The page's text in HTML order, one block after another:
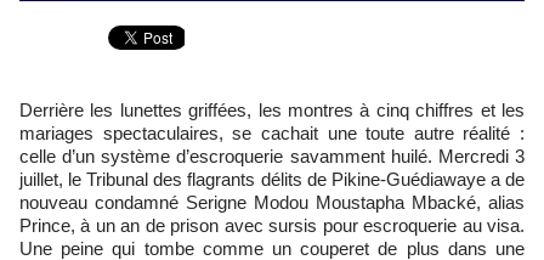
Derrière les lunettes griffées, les montres à cinq chiffres et les
mariages spectaculaires, se cachait une toute autre réalité :
celle d’un système d’escroquerie savamment huilé. Mercredi 3
juillet, le Tribunal des flagrants délits de Pikine-Guédiawaye a de
nouveau condamné Serigne Modou Moustapha Mbacké, alias
Prince, à un an de prison avec sursis pour escroquerie au visa.
Une peine qui tombe comme un couperet de plus dans une